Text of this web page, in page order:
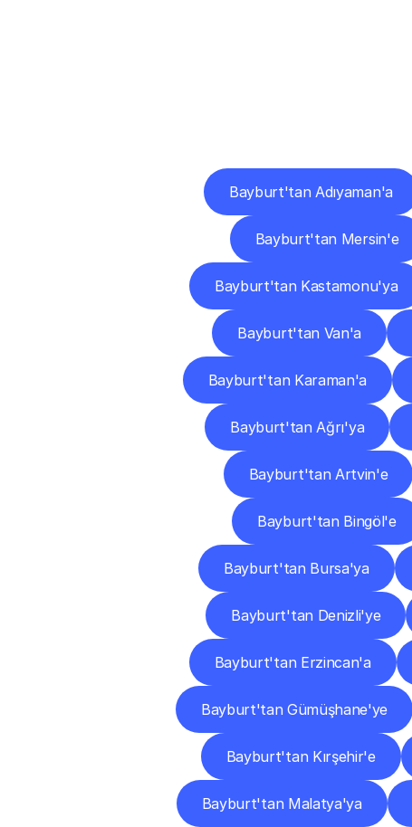
Bayburt'tan Adıyaman'a
Bayburt'tan Mersin'e
Bayburt'tan Kastamonu'ya
Bayburt'tan Van'a
Bayburt'tan Karaman'a
Bayburt'tan Ağrı'ya
Bayburt'tan Artvin'e
Bayburt'tan Bingöl'e
Bayburt'tan Bursa'ya
Bayburt'tan Denizli'ye
Bayburt'tan Erzincan'a
Bayburt'tan Gümüşhane'ye
Bayburt'tan Kırşehir'e
Bayburt'tan Malatya'ya